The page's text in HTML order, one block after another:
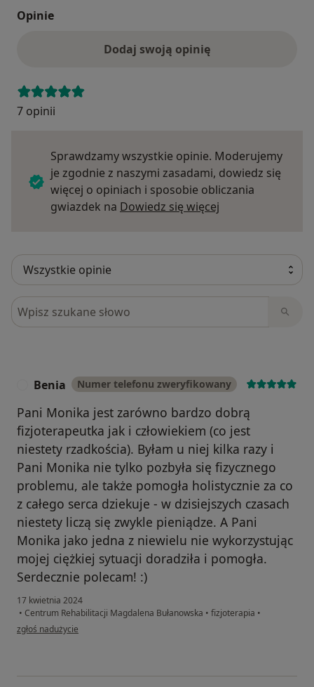
Opinie
Dodaj swoją opinię
7 opinii
Sprawdzamy wszystkie opinie. Moderujemy
je zgodnie z naszymi zasadami, dowiedz się
więcej o opiniach i sposobie obliczania
gwiazdek na Dowiedz się więcej
Szukaj w opiniach
Benia Numer telefonu zweryfikowany
Pani Monika jest zarówno bardzo dobrą
fizjoterapeutka jak i człowiekiem (co jest
niestety rzadkościa). Byłam u niej kilka razy i
Pani Monika nie tylko pozbyła się fizycznego
problemu, ale także pomogła holistycznie za co
z całego serca dziekuje - w dzisiejszych czasach
niestety liczą się zwykle pieniądze. A Pani
Monika jako jedna z niewielu nie wykorzystując
mojej ciężkiej sytuacji doradziła i pomogła.
Serdecznie polecam! :)
17 kwietnia 2024
• Centrum Rehabilitacji Magdalena Bułanowska • fizjoterapia •
w opinii użytkownika Benia
zgłoś nadużycie